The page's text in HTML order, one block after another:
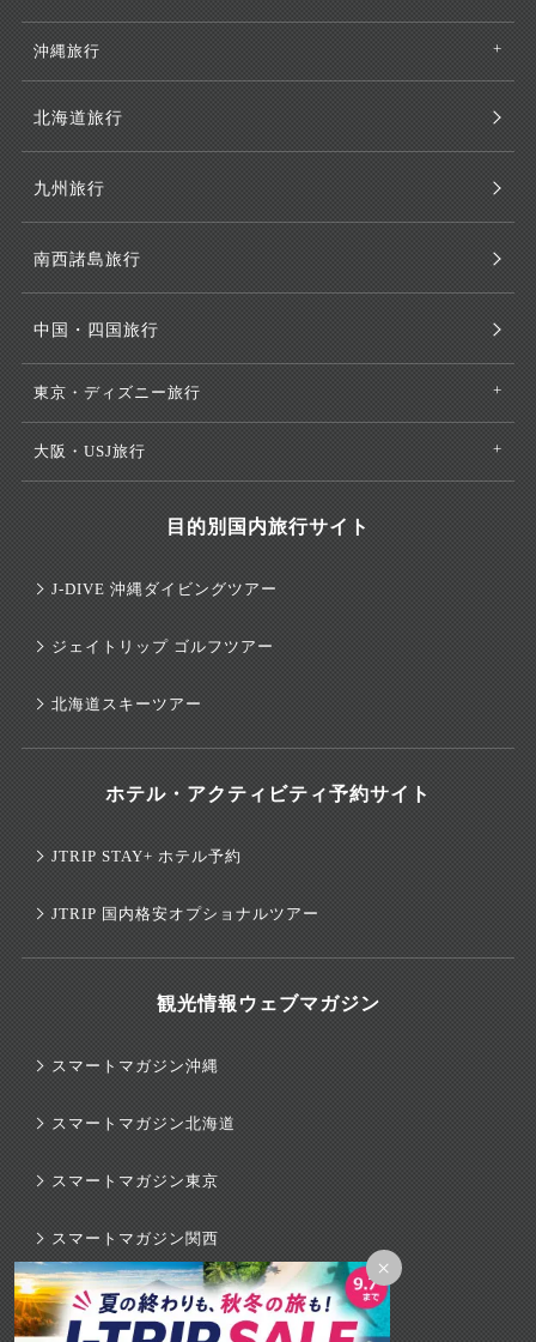
×
沖縄旅行
北海道旅行
九州旅行
南西諸島旅行
中国・四国旅行
東京・ディズニー旅行
大阪・USJ旅行
目的別国内旅行サイト
J-DIVE 沖縄ダイビングツアー
ジェイトリップ ゴルフツアー
北海道スキーツアー
ホテル・アクティビティ予約サイト
JTRIP STAY+ ホテル予約
JTRIP 国内格安オプショナルツアー
観光情報ウェブマガジン
スマートマガジン沖縄
スマートマガジン北海道
スマートマガジン東京
スマートマガジン関西
スマートマガジンハワイ